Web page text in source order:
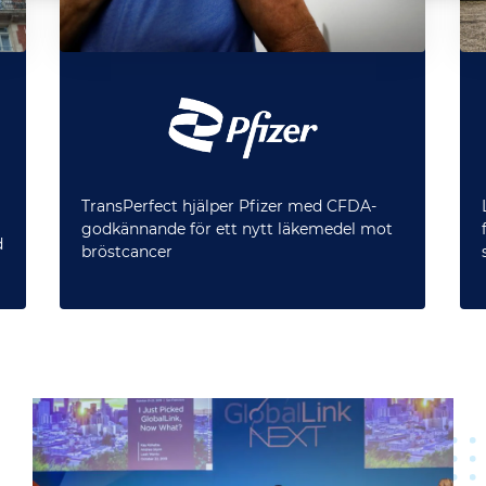
TransPerfect hjälper Pfizer med CFDA-
godkännande för ett nytt läkemedel mot
bröstcancer